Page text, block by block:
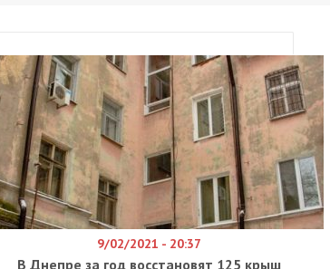
9/02/2021 - 20:37
В Днепре за год восстановят 125 крыш